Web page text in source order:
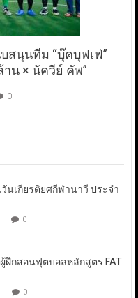
สนุนทีม “บุ๊คบุฟเฟ่”
น × นัควีย์ คัพ”
0
นเกียรติยศกีฬานาวี ประจำ
0
ฝึกสอนฟุตบอลหลักสูตร FAT
0